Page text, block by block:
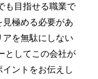
も目指せる職業で
極める必要があ
を無駄にしない
としてこの会社が
ントをお伝えし